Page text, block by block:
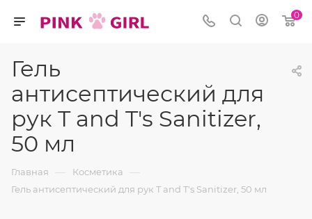
0
Гель
антисептический для
рук T and T's Sanitizer,
50 мл
Главная — Косметика —
Гель антисептический для рук T and T's Sanitizer, 50 мл